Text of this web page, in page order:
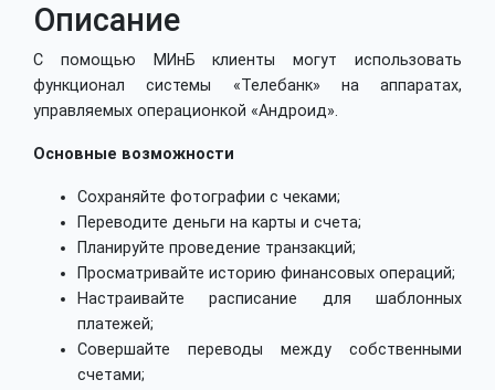
Описание
С помощью МИнБ клиенты могут использовать
функционал системы «Телебанк» на аппаратах,
управляемых операционкой «Андроид».
Основные возможности
Сохраняйте фотографии с чеками;
Переводите деньги на карты и счета;
Планируйте проведение транзакций;
Просматривайте историю финансовых операций;
Настраивайте расписание для шаблонных
платежей;
Совершайте переводы между собственными
счетами;